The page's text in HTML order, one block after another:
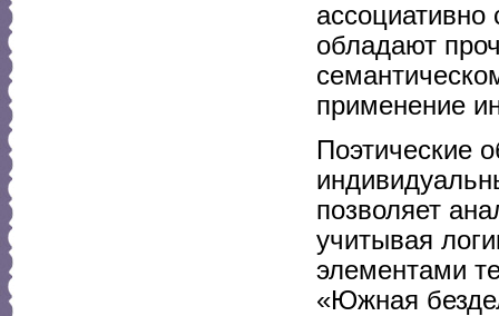
ассоциативно
обладают
применение
Поэтические
позволяет
учитывая
элементами
«Южная